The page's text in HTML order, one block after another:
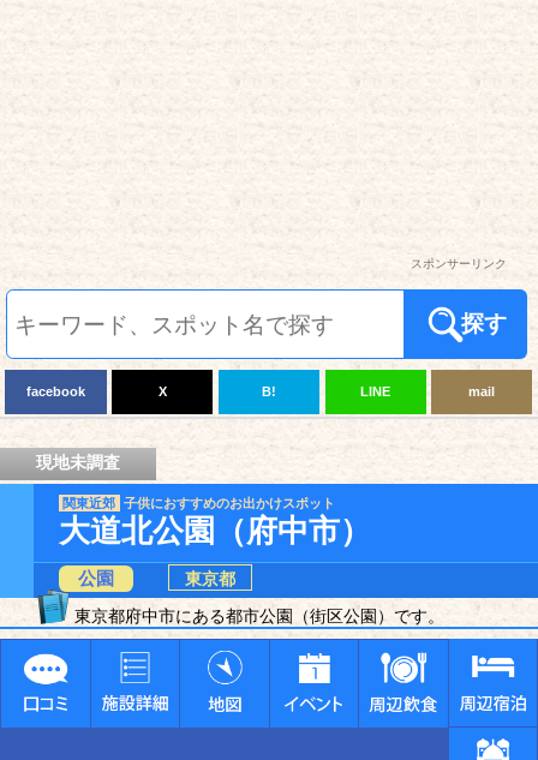
スポンサーリンク
探す
facebook X B! LINE mail
現地未調査
関東近郊 子供におすすめのお出かけスポット
大道北公園（府中市）
公園
東京都
東京都府中市にある都市公園（街区公園）です。